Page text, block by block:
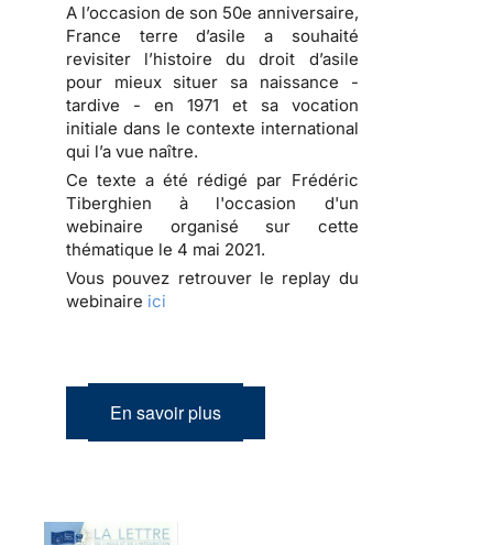
A l’occasion de son 50e anniversaire,
France terre d’asile a souhaité
revisiter l’histoire du droit d’asile
pour mieux situer sa naissance -
tardive - en 1971 et sa vocation
initiale dans le contexte international
qui l’a vue naître.
Ce texte a été rédigé par Frédéric
Tiberghien à l'occasion d'un
webinaire organisé sur cette
thématique le 4 mai 2021.
Vous pouvez retrouver le replay du
webinaire ici
En savoir plus